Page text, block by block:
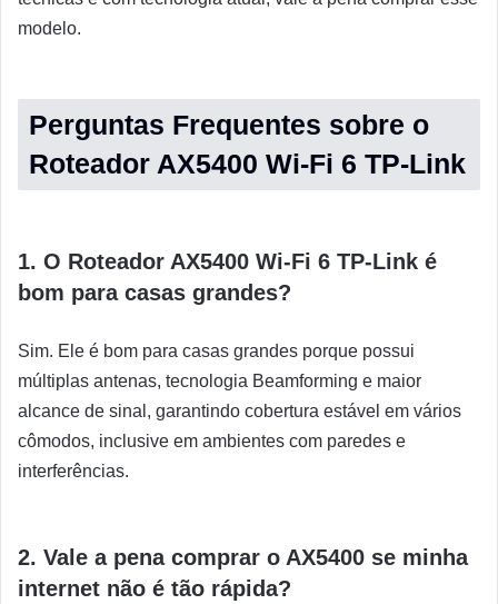
modelo.
Perguntas Frequentes sobre o
Roteador AX5400 Wi-Fi 6 TP-Link
1. O Roteador AX5400 Wi-Fi 6 TP-Link é
bom para casas grandes?
Sim. Ele é bom para casas grandes porque possui
múltiplas antenas, tecnologia Beamforming e maior
alcance de sinal, garantindo cobertura estável em vários
cômodos, inclusive em ambientes com paredes e
interferências.
2. Vale a pena comprar o AX5400 se minha
internet não é tão rápida?